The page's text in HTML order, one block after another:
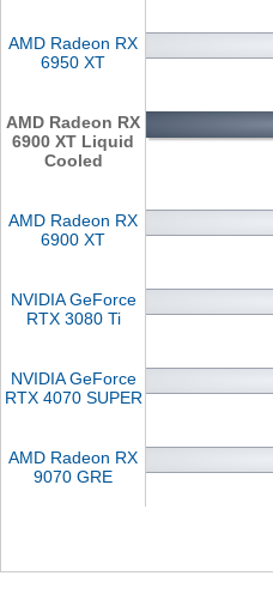
AMD Radeon RX
6950 XT
AMD Radeon RX
6900 XT Liquid
Cooled
AMD Radeon RX
6900 XT
NVIDIA GeForce
RTX 3080 Ti
NVIDIA GeForce
RTX 4070 SUPER
AMD Radeon RX
9070 GRE